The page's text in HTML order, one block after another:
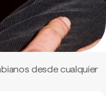
desde cualquier